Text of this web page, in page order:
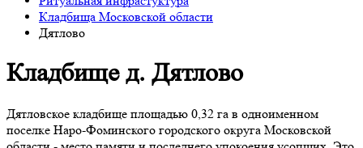
Кладбища Московской области
Дятлово
Кладбище д. Дятлово
Дятловское кладбище площадью 0,32 га в одноименном
поселке Наро-Фоминского городского округа Московской